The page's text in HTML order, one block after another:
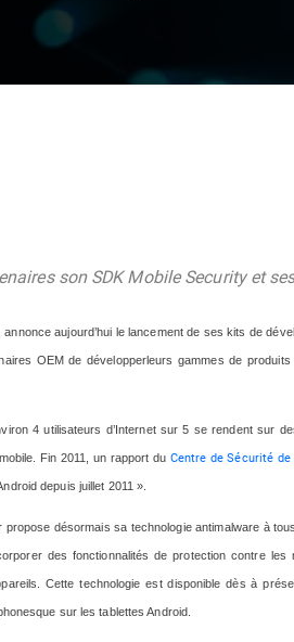
son SDK Mobile Security et
aujourd’hui le lancement de ses kits de
OEM de développerleurs gammes de
4 utilisateurs d’Internet sur 5 se rendent sur
Fin 2011, un rapport du Centre de Sécurité
depuis juillet 2011 ».
désormais sa technologie antimalware à
des fonctionnalités de protection contre
Cette technologie est disponible dès à
sur les tablettes Android.